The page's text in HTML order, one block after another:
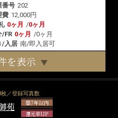
番号 202
費 12,000円
0ヶ月 /0ヶ月
/FR 0ヶ月 /0ヶ月
/入居 南/即入居可
を表示
枚／登録写真数
苑
築7年以内
還元率UP